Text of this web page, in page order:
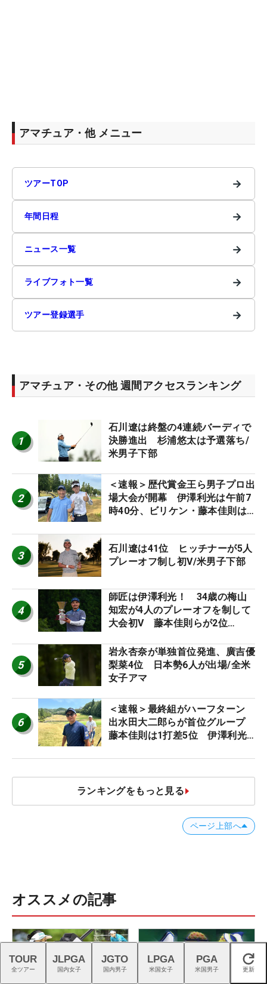
アマチュア・他 メニュー
ツアーTOP →
年間日程 →
ニュース一覧 →
ライブフォト一覧 →
ツアー登録選手 →
アマチュア・その他 週間アクセスランキング
1
石川遼は終盤の4連続バーディで
決勝進出 杉浦悠太は予選落ち/
米男子下部
2
＜速報＞歴代賞金王ら男子プロ出
場大会が開幕 伊澤利光は午前7
時40分、ビリケン・藤本佳則は
STAGE JOYX OPEN】
3
石川遼は41位 ヒッチナーが5人
プレーオフ制し初V/米男子下部
4
師匠は伊澤利光！ 34歳の梅山
知宏が4人のプレーオフを制して
大会初V 藤本佳則らが2位
5
岩永杏奈が単独首位発進、廣吉優
梨菜4位 日本勢6人が出場/全米
女子アマ
6
＜速報＞最終組がハーフターン
出水田大二郎らが首位グループ
藤本佳則は1打差5位 伊澤利光
JOYX OPEN】
ランキングをもっと見る
ページ上部へ
オススメの記事
閉じる
TOUR
全ツアー
JLPGA
国内女子
JGTO
国内男子
LPGA
米国女子
PGA
米国男子 更新